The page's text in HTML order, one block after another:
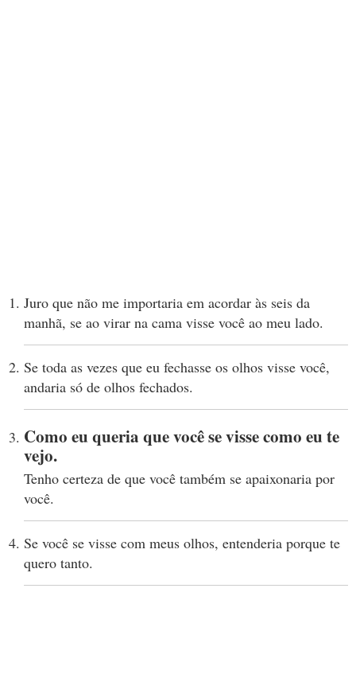
Juro que não me importaria em acordar às seis da
manhã, se ao virar na cama visse você ao meu lado.
Se toda as vezes que eu fechasse os olhos visse você,
andaria só de olhos fechados.
Como eu queria que você se visse como eu te
vejo.
Tenho certeza de que você também se apaixonaria por
você.
Se você se visse com meus olhos, entenderia porque te
quero tanto.